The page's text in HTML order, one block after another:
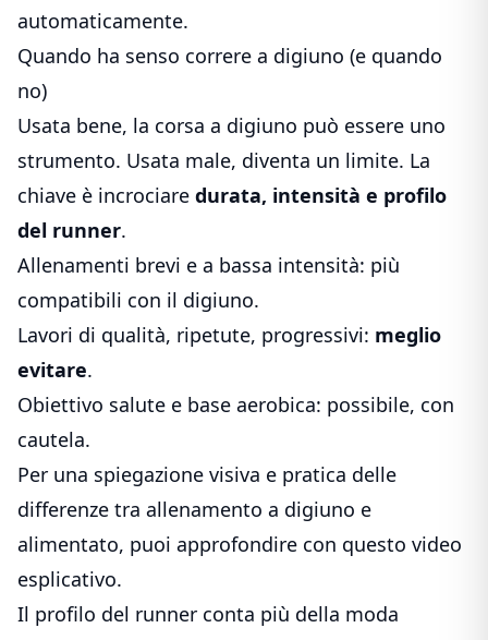
automaticamente.
Quando ha senso correre a digiuno (e quando
no)
Usata bene, la corsa a digiuno può essere uno
strumento. Usata male, diventa un limite. La
chiave è incrociare durata, intensità e profilo
del runner.
Allenamenti brevi e a bassa intensità: più
compatibili con il digiuno.
Lavori di qualità, ripetute, progressivi: meglio
evitare.
Obiettivo salute e base aerobica: possibile, con
cautela.
Per una spiegazione visiva e pratica delle
differenze tra allenamento a digiuno e
alimentato, puoi approfondire con questo video
esplicativo.
Il profilo del runner conta più della moda